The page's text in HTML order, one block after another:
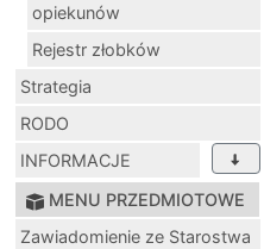
opiekunów
Rejestr złobków
Strategia
RODO
INFORMACJE
MENU PRZEDMIOTOWE
Zawiadomienie ze Starostwa